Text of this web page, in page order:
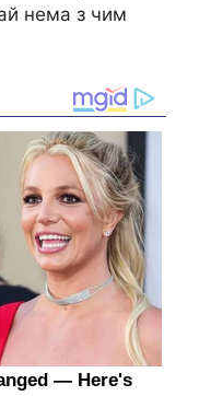
нема з чим